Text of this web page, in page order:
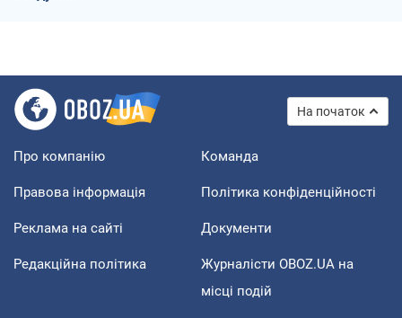
На початок
Про компанію Команда
Правова інформація Політика конфіденційності
Реклама на сайті Документи
Редакційна політика
Журналісти OBOZ.UA на
місці подій